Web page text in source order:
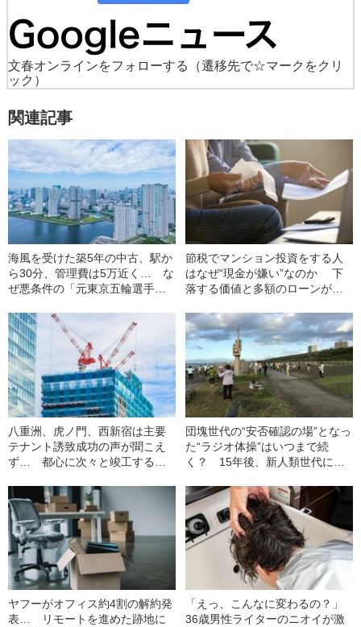
文春オンラインをフォローする
（遷移先で☆マークをクリ
ック）
関連記事
海風を受けた築5年の中古、駅か
ら30分、管理費は5万近く… な
ぜ悪条件の「元東京五輪選手
111”の人気物件になったのか
節税でマンション投資をする人
はなぜ“現金が嫌い”なのか 下
落する価値と多額のローンが子
八重洲、虎ノ門、西新宿は主要
テナント誘致成功の声が聞こえ
ず… 都心に次々と竣工する大
団塊世代の“安否確認の場”となっ
た“ラジオ体操”はいつまで続
く？ 15年後、新人類世代に必
ル”とは…
ヤフーがオフィス約4割の解約発
表… リモートを進めた跡地に
「えっ、こんなに変わるの？」
36歳男性ライターのニオイが激